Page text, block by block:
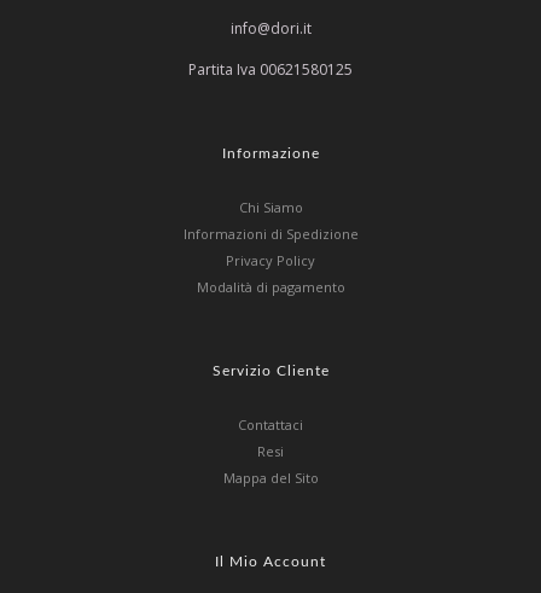
info@dori.it
Partita Iva 00621580125
Informazione
Chi Siamo
Informazioni di Spedizione
Privacy Policy
Modalità di pagamento
Servizio Cliente
Contattaci
Resi
Mappa del Sito
Il Mio Account